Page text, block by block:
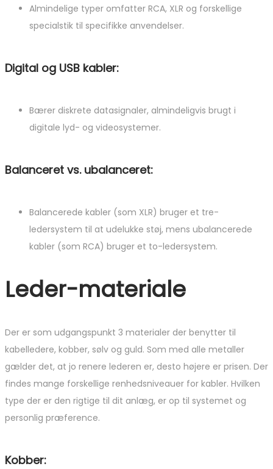
Almindelige typer omfatter RCA, XLR og forskellige
specialstik til specifikke anvendelser.
Digital og USB kabler:
Bærer diskrete datasignaler, almindeligvis brugt i
digitale lyd- og videosystemer.
Balanceret vs. ubalanceret:
Balancerede kabler (som XLR) bruger et tre-
ledersystem til at udelukke støj, mens ubalancerede
kabler (som RCA) bruger et to-ledersystem.
Leder-materiale
Der er som udgangspunkt 3 materialer der benytter til
kabelledere, kobber, sølv og guld. Som med alle metaller
gælder det, at jo renere lederen er, desto højere er prisen. Der
findes mange forskellige renhedsniveauer for kabler. Hvilken
type der er den rigtige til dit anlæg, er op til systemet og
personlig præference.
Kobber: